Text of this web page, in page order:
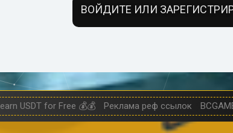
ВОЙДИТЕ ИЛИ
earn USDT for Free 💰💰 Реклама реф ссылок